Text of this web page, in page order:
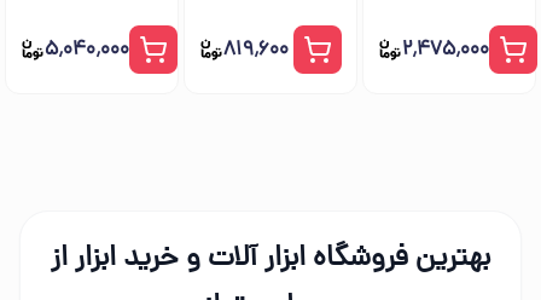
۲٬۴۷۵٬۰۰۰ ۸۱۹٬۶۰۰ ۵٬۰۴۰٬۰۰۰
بهترین فروشگاه ابزار آلات و خرید ابزار از